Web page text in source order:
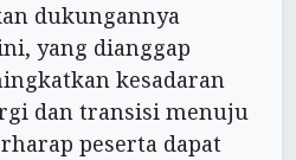
dukungannya
yang dianggap
kesadaran
dan transisi menuju
peserta dapat